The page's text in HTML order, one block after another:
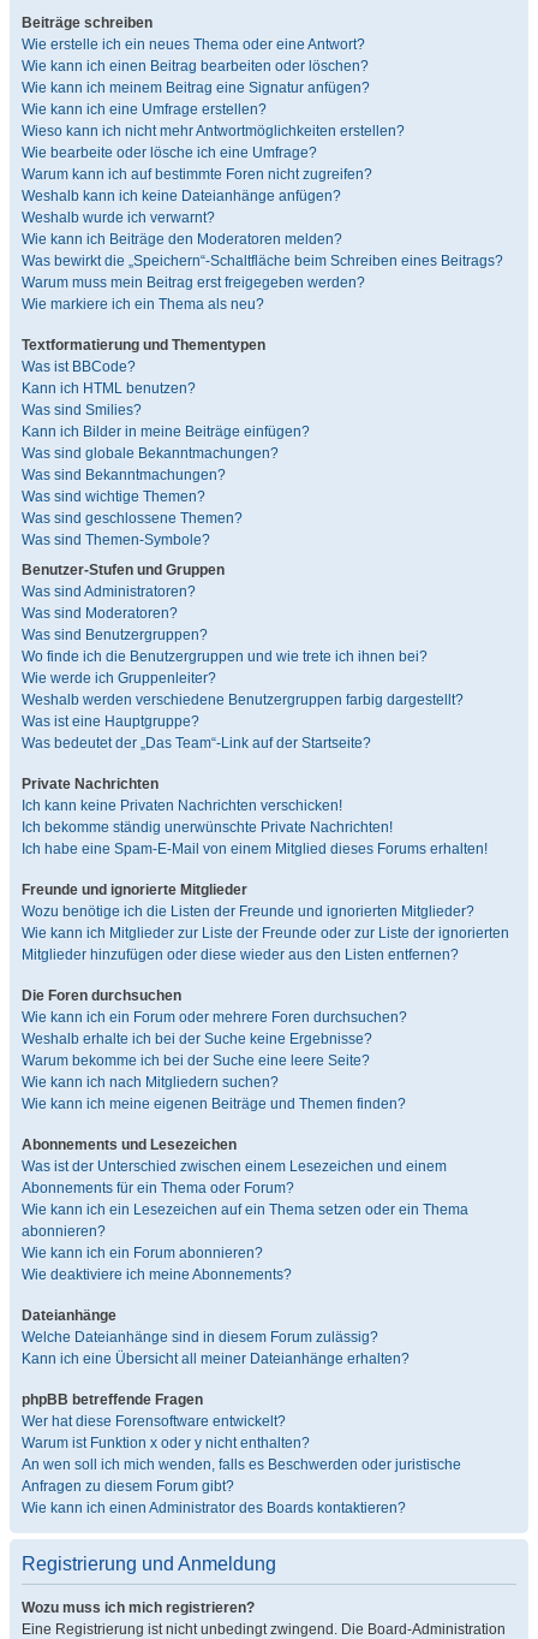
Beiträge schreiben
Wie erstelle ich ein neues Thema oder eine Antwort?
Wie kann ich einen Beitrag bearbeiten oder löschen?
Wie kann ich meinem Beitrag eine Signatur anfügen?
Wie kann ich eine Umfrage erstellen?
Wieso kann ich nicht mehr Antwortmöglichkeiten erstellen?
Wie bearbeite oder lösche ich eine Umfrage?
Warum kann ich auf bestimmte Foren nicht zugreifen?
Weshalb kann ich keine Dateianhänge anfügen?
Weshalb wurde ich verwarnt?
Wie kann ich Beiträge den Moderatoren melden?
Was bewirkt die „Speichern“-Schaltfläche beim Schreiben eines Beitrags?
Warum muss mein Beitrag erst freigegeben werden?
Wie markiere ich ein Thema als neu?
Textformatierung und Thementypen
Was ist BBCode?
Kann ich HTML benutzen?
Was sind Smilies?
Kann ich Bilder in meine Beiträge einfügen?
Was sind globale Bekanntmachungen?
Was sind Bekanntmachungen?
Was sind wichtige Themen?
Was sind geschlossene Themen?
Was sind Themen-Symbole?
Benutzer-Stufen und Gruppen
Was sind Administratoren?
Was sind Moderatoren?
Was sind Benutzergruppen?
Wo finde ich die Benutzergruppen und wie trete ich ihnen bei?
Wie werde ich Gruppenleiter?
Weshalb werden verschiedene Benutzergruppen farbig dargestellt?
Was ist eine Hauptgruppe?
Was bedeutet der „Das Team“-Link auf der Startseite?
Private Nachrichten
Ich kann keine Privaten Nachrichten verschicken!
Ich bekomme ständig unerwünschte Private Nachrichten!
Ich habe eine Spam-E-Mail von einem Mitglied dieses Forums erhalten!
Freunde und ignorierte Mitglieder
Wozu benötige ich die Listen der Freunde und ignorierten Mitglieder?
Wie kann ich Mitglieder zur Liste der Freunde oder zur Liste der ignorierten
Mitglieder hinzufügen oder diese wieder aus den Listen entfernen?
Die Foren durchsuchen
Wie kann ich ein Forum oder mehrere Foren durchsuchen?
Weshalb erhalte ich bei der Suche keine Ergebnisse?
Warum bekomme ich bei der Suche eine leere Seite?
Wie kann ich nach Mitgliedern suchen?
Wie kann ich meine eigenen Beiträge und Themen finden?
Abonnements und Lesezeichen
Was ist der Unterschied zwischen einem Lesezeichen und einem
Abonnements für ein Thema oder Forum?
Wie kann ich ein Lesezeichen auf ein Thema setzen oder ein Thema
abonnieren?
Wie kann ich ein Forum abonnieren?
Wie deaktiviere ich meine Abonnements?
Dateianhänge
Welche Dateianhänge sind in diesem Forum zulässig?
Kann ich eine Übersicht all meiner Dateianhänge erhalten?
phpBB betreffende Fragen
Wer hat diese Forensoftware entwickelt?
Warum ist Funktion x oder y nicht enthalten?
An wen soll ich mich wenden, falls es Beschwerden oder juristische
Anfragen zu diesem Forum gibt?
Wie kann ich einen Administrator des Boards kontaktieren?
Registrierung und Anmeldung
Wozu muss ich mich registrieren?
Eine Registrierung ist nicht unbedingt zwingend. Die Board-Administration